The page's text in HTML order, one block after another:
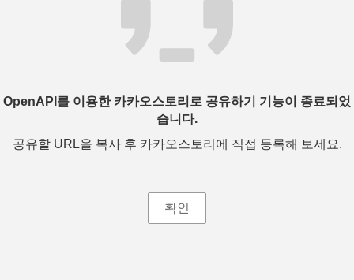
OpenAPI를 이용한 카카오스토리로 공유하기 기능이 종료되었
습니다.
공유할 URL을 복사 후 카카오스토리에 직접 등록해 보세요.
확인